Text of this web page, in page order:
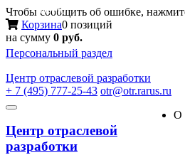
Чтобы сообщить об ошибке,
Корзина0 позиций
на сумму 0 руб.
Персональный раздел
Центр отраслевой разработки
+ 7 (495) 777-25-43 otr@otr.rarus.ru
Toggle
Меню
Центр отраслевой
разработки
О